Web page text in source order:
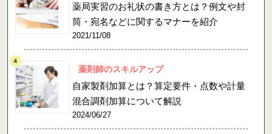
薬局実習のお礼状の書き方とは？例文や封
筒・宛名などに関するマナーを紹介
2021/11/08
薬剤師のスキルアップ
自家製剤加算とは？算定要件・点数や計量
混合調剤加算について解説
2024/06/27